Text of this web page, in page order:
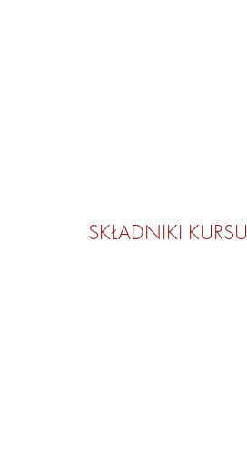
SKŁADNIKI KURSU